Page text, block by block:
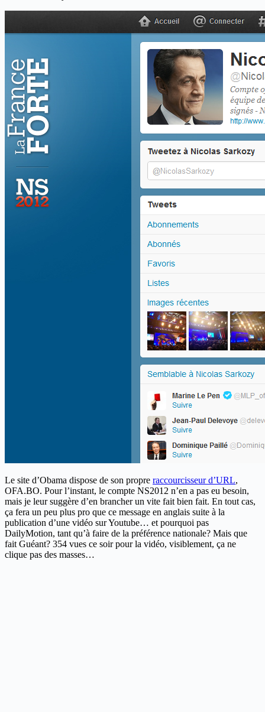
Le site d’Obama dispose de son propre raccourcisseur d’URL,
OFA.BO. Pour l’instant, le compte NS2012 n’en a pas eu besoin,
mais je leur suggère d’en brancher un vite fait bien fait. En tout cas,
ça fera un peu plus pro que ce message en anglais suite à la
publication d’une vidéo sur Youtube… et pourquoi pas
DailyMotion, tant qu’à faire de la préférence nationale? Mais que
fait Guéant? 354 vues ce soir pour la vidéo, visiblement, ça ne
clique pas des masses…